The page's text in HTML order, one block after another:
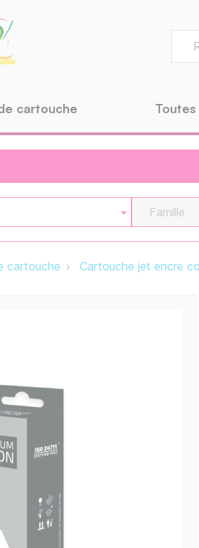
cartouche
Famille
cartouche Cartouche jet encre